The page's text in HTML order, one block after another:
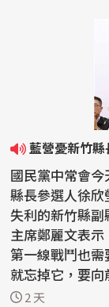
藍營憂新竹
國民黨中常會
縣長參選人徐
失利的新竹縣
主席鄭麗文表
第一線戰鬥也
就忘掉它，要向前看、團
舉行...
2 天